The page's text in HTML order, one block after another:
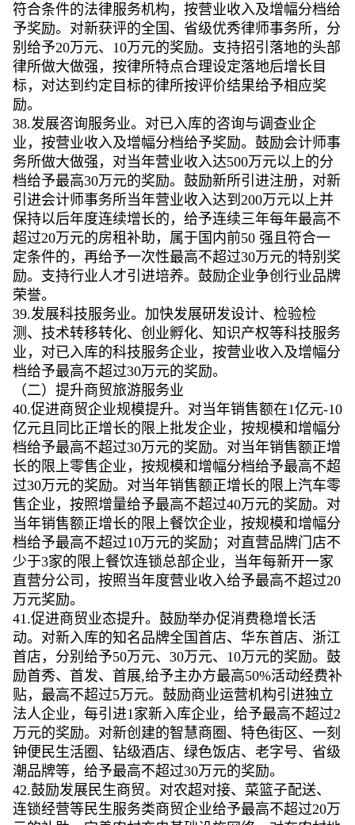
符合条件的法律服务机构，按营业收入及增幅分档给
予奖励。对新获评的全国、省级优秀律师事务所，分
别给予20万元、10万元的奖励。支持招引落地的头部
律所做大做强，按律所特点合理设定落地后增长目
标，对达到约定目标的律所按评价结果给予相应奖
励。
38.发展咨询服务业。对已入库的咨询与调查业企
业，按营业收入及增幅分档给予奖励。鼓励会计师事
务所做大做强，对当年营业收入达500万元以上的分
档给予最高30万元的奖励。鼓励新所引进注册，对新
引进会计师事务所当年营业收入达到200万元以上并
保持以后年度连续增长的，给予连续三年每年最高不
超过20万元的房租补助，属于国内前50 强且符合一
定条件的，再给予一次性最高不超过30万元的特别奖
励。支持行业人才引进培养。鼓励企业争创行业品牌
荣誉。
39.发展科技服务业。加快发展研发设计、检验检
测、技术转移转化、创业孵化、知识产权等科技服务
业，对已入库的科技服务企业，按营业收入及增幅分
档给予最高不超过30万元的奖励。
（二）提升商贸旅游服务业
40.促进商贸企业规模提升。对当年销售额在1亿元-10
亿元且同比正增长的限上批发企业，按规模和增幅分
档给予最高不超过30万元的奖励。对当年销售额正增
长的限上零售企业，按规模和增幅分档给予最高不超
过30万元的奖励。对当年销售额正增长的限上汽车零
售企业，按照增量给予最高不超过40万元的奖励。对
当年销售额正增长的限上餐饮企业，按规模和增幅分
档给予最高不超过10万元的奖励；对直营品牌门店不
少于3家的限上餐饮连锁总部企业，当年每新开一家
直营分公司，按照当年度营业收入给予最高不超过20
万元奖励。
41.促进商贸业态提升。鼓励举办促消费稳增长活
动。对新入库的知名品牌全国首店、华东首店、浙江
首店，分别给予50万元、30万元、10万元的奖励。鼓
励首秀、首发、首展,给予主办方最高50%活动经费补
贴，最高不超过5万元。鼓励商业运营机构引进独立
法人企业，每引进1家新入库企业，给予最高不超过2
万元的奖励。对新创建的智慧商圈、特色街区、一刻
钟便民生活圈、钻级酒店、绿色饭店、老字号、省级
潮品牌等，给予最高不超过30万元的奖励。
42.鼓励发展民生商贸。对农超对接、菜篮子配送、
连锁经营等民生服务类商贸企业给予最高不超过20万